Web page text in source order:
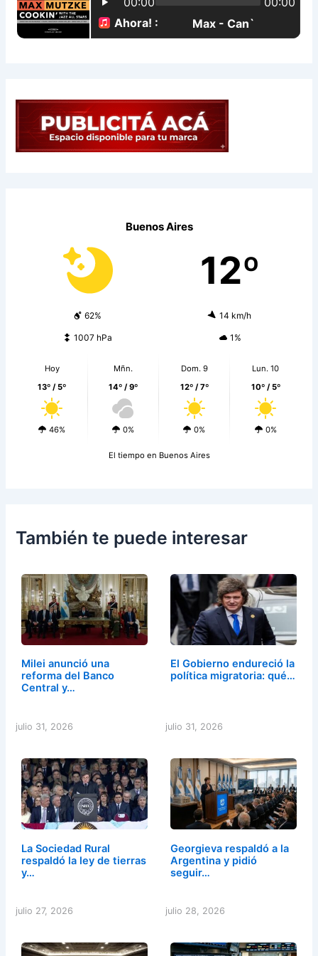
:
Buenos Aires
12º
62% 14 km/h
1007 hPa 1%
Hoy
13º / 5º
46%
Mñn.
14º / 9º
0%
Dom. 9
12º / 7º
0%
Lun. 10
10º / 5º
0%
El tiempo en Buenos Aires
También te puede interesar
Milei anunció una
reforma del Banco
Central y…
julio 31, 2026
El Gobierno endureció la
política migratoria: qué…
julio 31, 2026
La Sociedad Rural
respaldó la ley de tierras
y…
julio 27, 2026
Georgieva respaldó a la
Argentina y pidió
seguir…
julio 28, 2026